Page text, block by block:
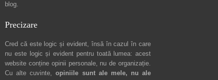
blog.
Precizare
Cred că este logic și evident, însă în cazul în care
nu este logic și evident pentru toată lumea: acest
website conține opinii personale, nu de organizație.
Cu alte cuvinte,opiniile sunt ale mele, nu ale